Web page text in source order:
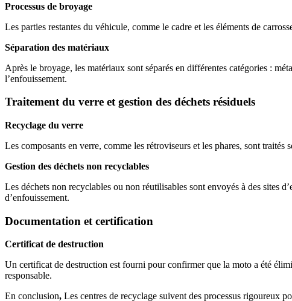
Processus de broyage
Les parties restantes du véhicule, comme le cadre et les éléments de
Séparation des matériaux
Après le broyage, les matériaux sont séparés en différentes catégories :
l’enfouissement.
Traitement du verre et gestion des déchets résiduels
Recyclage du verre
Les composants en verre, comme les rétroviseurs et les phares, sont
Gestion des déchets non recyclables
Les déchets non recyclables ou non réutilisables sont envoyés à des sites
d’enfouissement.
Documentation et certification
Certificat de destruction
Un certificat de destruction est fourni pour confirmer que la moto a été
responsable.
En conclusion, Les centres de recyclage suivent des processus rigoureux